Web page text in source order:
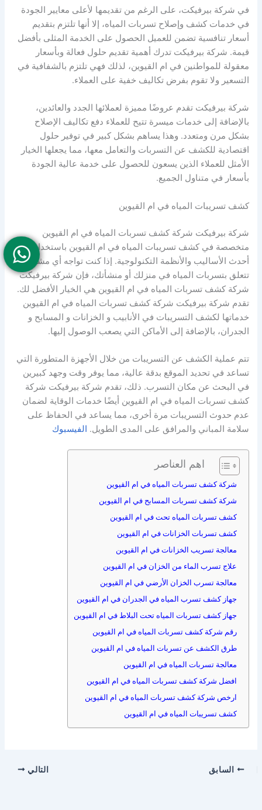
في شركة بيرفيكت، على الرغم من تقديمها لأعلى معايير الجودة
في خدمات كشف وإصلاح تسربات المياه، إلا أنها تلتزم بتقديم
أسعار تنافسية تضمن للعميل الحصول على الخدمة المثلى بأفضل
قيمة. شركة بيرفيكت تدرك أهمية تقديم حلول فعالة وبأسعار
معقولة للمواطنين في ام القيوين، لذلك فهي تلتزم بالشفافية في
التسعير ولا تقوم بفرض تكاليف خفية على العملاء.
شركة بيرفيكت تقدم عروضًا مميزة لعملائها الجدد والعائدين،
بالإضافة إلى خدمات ميسرة تتيح للعملاء دفع تكاليف الإصلاح
بشكل مرن ومتعدد. وهذا يساهم بشكل كبير في توفير حلول
اقتصادية للكشف عن التسربات والتعامل معها، مما يجعلها الخيار
الأمثل للعملاء الذين يسعون للحصول على خدمة عالية الجودة
بأسعار في متناول الجميع.
كشف تسريبات المياه في ام القيوين
شركة بيرفيكت شركة كشف تسربات المياه في ام القيوين
متخصصة في كشف تسريبات المياه في ام القيوين باستخدام
أحدث الأساليب والأنظمة التكنولوجية. إذا كنت تواجه أي مشاكل
تتعلق بتسربات المياه في منزلك أو منشأتك، فإن شركة بيرفيكت
شركة كشف تسربات المياه في ام القيوين هي الخيار الأفضل لك.
تقدم شركة بيرفيكت شركة كشف تسربات المياه في ام القيوين
خدماتها لكشف التسريبات في الأنابيب و الخزانات و المسابح و
الجدران، بالإضافة إلى الأماكن التي يصعب الوصول إليها.
تتم عملية الكشف عن التسريبات من خلال الأجهزة المتطورة التي
تساعد في تحديد الموقع بدقة عالية، مما يوفر وقت وجهد كبيرين
في البحث عن مكان التسرب. ذلك، تقدم شركة بيرفيكت شركة
كشف تسربات المياه في ام القيوين أيضًا خدمات الوقاية لضمان
عدم حدوث التسريبات مرة أخرى، مما يساعد في الحفاظ على
سلامة المباني والمرافق على المدى الطويل. الفيسبوك
اهم العناصر
شركة كشف تسربات المياه في ام القيوين
شركة كشف تسربات المسابح في ام القيوين
كشف تسربات المياه تحت في ام القيوين
كشف تسربات الخزانات في ام القيوين
معالجة تسريب الخزانات في ام القيوين
علاج تسرب الماء من الخزان في ام القيوين
معالجة تسرب الخزان الأرضي في ام القيوين
جهاز كشف تسرب المياه في الجدران في ام القيوين
جهاز كشف تسربات المياه تحت البلاط في ام القيوين
رقم شركة كشف تسربات المياه في ام القيوين
طرق الكشف عن تسربات المياه في ام القيوين
معالجة تسربات المياه في ام القيوين
افضل شركة كشف تسربات المياه في ام القيوين
ارخص شركة كشف تسربات المياه في ام القيوين
كشف تسريبات المياه في ام القيوين
السابق التالي